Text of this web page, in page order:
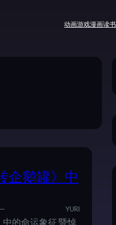
动画游戏漫画读书
企鹅罐》中
YURI
的命运象征 暨悼